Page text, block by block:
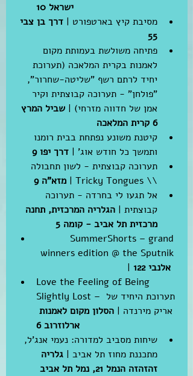
מסיבת קיץ בארטפורט | דרך בן צבי
55
פתיחה משולשת בעמותת מקום
לאמנות בקרית המלאכה (תערוכת
יחיד לרתם רשף "שליטה-שחרור",
"פולחן" - תערוכה קבוצתית וקיר
אמן של חדווה מזרחי) | שביל המרץ
6 קרית המלאכה
קיטנת משונע נפתחת בבית רומנו
ותמשך כל חודש אוג' | דרך יפו 9
תערוכה קבוצתית - לשון תחבולה
\\ Tricky Tongues |
מזא"ה 9
אל תגעו לי בחרדה - תערוכה
קבוצתית | הגלריה המרכזית, תחנה
מרכזית תל אביב - קומה 5
SummerShorts – grand
winners edition @ the Sputnik
|
אלנבי 122
Love the Feeling of Being
Slightly Lost – תערוכת היחיד של
אריק מירנדה | הסלון מקום לאמנות
ארלוזרוב 6
שיחות מסביב למדורה: נעמי אנג'ל,
מתכננת מחוז תל אביב | גלריה
זהזהזה הנמל 21, נמל תל אביב